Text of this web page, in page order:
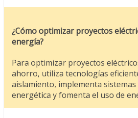
¿Cómo optimizar proyectos
energía?
Para optimizar proyectos
ahorro, utiliza tecnologías
aislamiento, implementa
energética y fomenta el uso de